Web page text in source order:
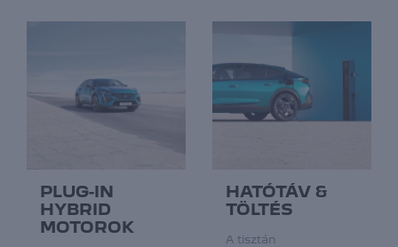
PLUG-IN
HYBRID
MOTOROK
HATÓTÁV &
TÖLTÉS
A tisztán